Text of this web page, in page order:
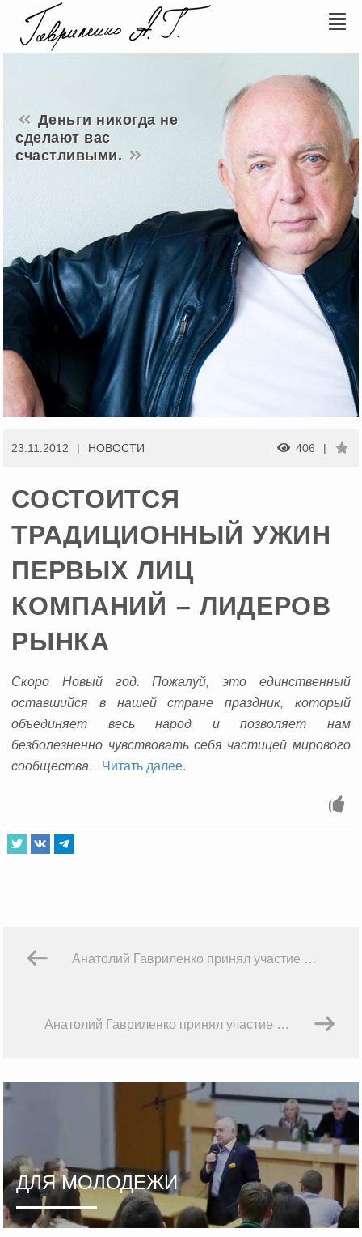
Деньги никогда не
сделают вас
счастливыми.
23.11.2012 НОВОСТИ 406
СОСТОИТСЯ
ТРАДИЦИОННЫЙ УЖИН
ПЕРВЫХ ЛИЦ
КОМПАНИЙ – ЛИДЕРОВ
РЫНКА
Скоро Новый год. Пожалуй, это единственный
оставшийся в нашей стране праздник, который
объединяет весь народ и позволяет нам
безболезненно чувствовать себя частицей мирового
сообщества…Читать далее.
Анатолий Гавриленко принял участие в заседании Стратегической комиссии ОАО Московская биржа
Анатолий Гавриленко принял участие в выставке “Финансовый супермаркет”
ДЛЯ МОЛОДЕЖИ